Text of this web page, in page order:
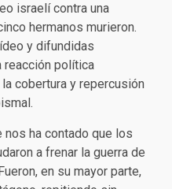
israelí contra una
hermanos murieron.
y difundidas
reacción política
cobertura y repercusión
nos ha contado que los
a frenar la guerra de
en su mayor parte,